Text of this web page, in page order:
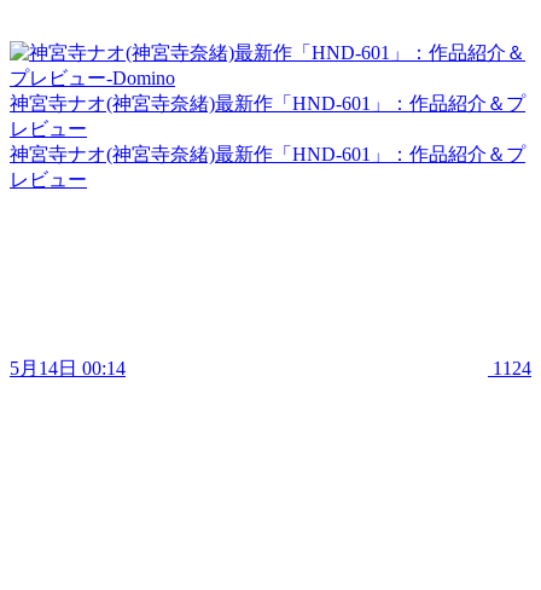
神宮寺ナオ(神宮寺奈緒)最新作「HND-601」：作品紹介＆プ
レビュー
神宮寺ナオ(神宮寺奈緒)最新作「HND-601」：作品紹介＆プ
レビュー
5月14日 00:14 1124